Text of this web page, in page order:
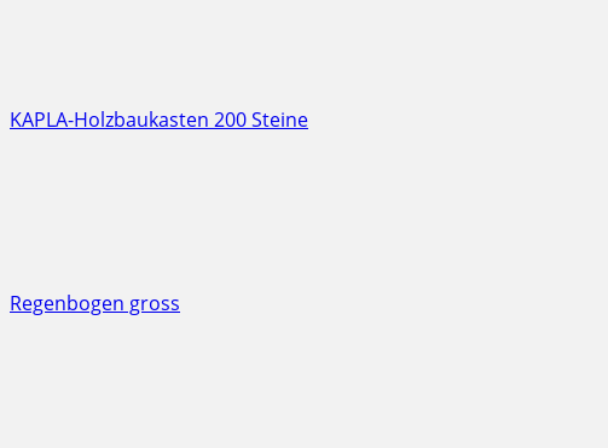
KAPLA-Holzbaukasten 200 Steine
Regenbogen gross